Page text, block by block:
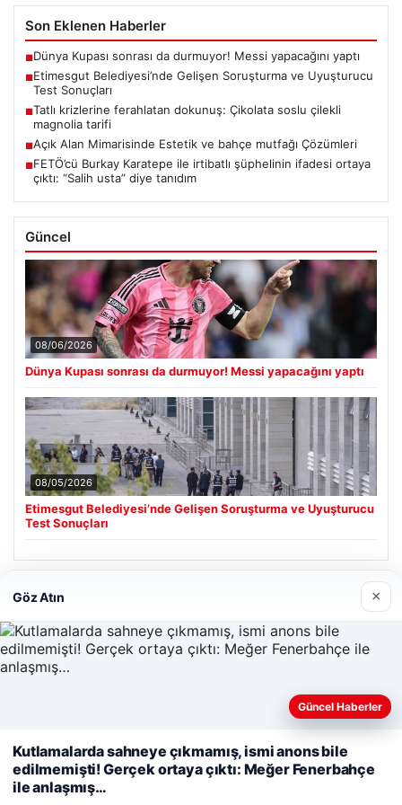
Son Eklenen Haberler
■Dünya Kupası sonrası da durmuyor! Messi yapacağını yaptı
■Etimesgut Belediyesi’nde Gelişen Soruşturma ve Uyuşturucu
Test Sonuçları
■Tatlı krizlerine ferahlatan dokunuş: Çikolata soslu çilekli
magnolia tarifi
■Açık Alan Mimarisinde Estetik ve bahçe mutfağı Çözümleri
■FETÖ’cü Burkay Karatepe ile irtibatlı şüphelinin ifadesi ortaya
çıktı: “Salih usta” diye tanıdım
Güncel
08/06/2026
Dünya Kupası sonrası da durmuyor! Messi yapacağını yaptı
08/05/2026
Etimesgut Belediyesi’nde Gelişen Soruşturma ve Uyuşturucu
Test Sonuçları
Son Eklenen Firmalar
Cengiz Sigorta
06/23/2026
Web sitemizi nasıl kullandığınızı daha iyi anlayabilmek,
deneyiminizi kişiselleştirmek ve geliştirmek amacıyla çerezler
kullanıyoruz.Çerez Politikamız
Reddet
Göz Atın ×
Güncel Haberler
Kutlamalarda sahneye çıkmamış, ismi anons bile
edilmemişti! Gerçek ortaya çıktı: Meğer Fenerbahçe
ile anlaşmış…